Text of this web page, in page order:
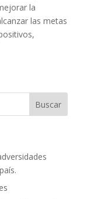
la
las metas